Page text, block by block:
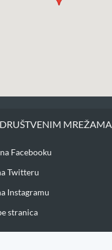
MREŽAMA
Facebooku
Twitteru
Instagramu
stranica